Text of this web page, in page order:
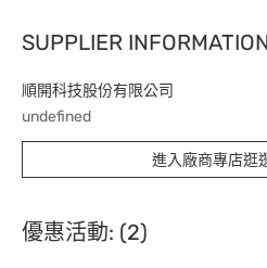
SUPPLIER
順開科技股份有限公司
undefined
進入廠商專店逛
優惠活動: (2)